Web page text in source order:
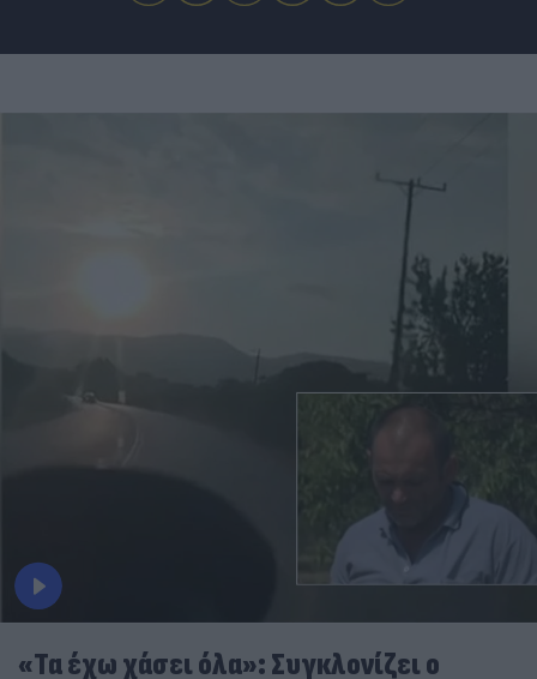
«Τα έχω χάσει όλα»: Συγκλονίζει ο